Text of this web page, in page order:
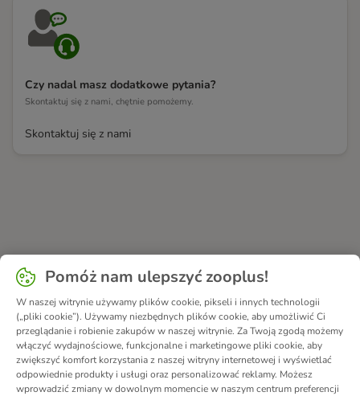
Czy nadal masz dodatkowe pytania?
Skontaktuj się z nami, chętnie pomożemy.
Skontaktuj się z nami
Pomóż nam ulepszyć zooplus!
W naszej witrynie używamy plików cookie, pikseli i innych technologii
(„pliki cookie”). Używamy niezbędnych plików cookie, aby umożliwić Ci
przeglądanie i robienie zakupów w naszej witrynie. Za Twoją zgodą możemy
włączyć wydajnościowe, funkcjonalne i marketingowe pliki cookie, aby
zwiększyć komfort korzystania z naszej witryny internetowej i wyświetlać
odpowiednie produkty i usługi oraz personalizować reklamy. Możesz
wprowadzić zmiany w dowolnym momencie w naszym centrum preferencji